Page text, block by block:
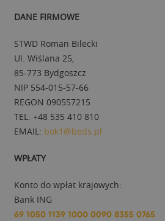
DANE FIRMOWE
STWD Roman Bilecki
Ul. Wiślana 25,
85-773 Bydgoszcz
NIP 554-015-57-66
REGON 090557215
TEL: +48 535 410 810
EMAIL: bok1@beds.pl
WPŁATY
Konto do wpłat krajowych:
Bank ING
69 1050 1139 1000 0090 8355 0765